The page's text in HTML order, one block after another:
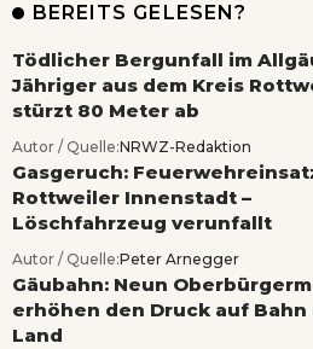
BEREITS GELESEN?
Tödlicher Bergunfall im
Jähriger aus dem Kreis
stürzt 80 Meter ab
Autor / Quelle:NRWZ-Redaktion
Gasgeruch:
Rottweiler Innenstadt –
Löschfahrzeug verunfallt
Autor / Quelle:Peter Arnegger
Gäubahn: Neun
erhöhen den Druck auf Bahn
Land